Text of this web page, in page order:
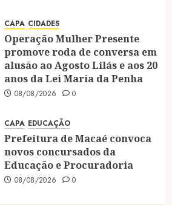
CAPA CIDADES
Operação Mulher Presente
promove roda de conversa em
alusão ao Agosto Lilás e aos 20
anos da Lei Maria da Penha
08/08/2026 0
CAPA EDUCAÇÃO
Prefeitura de Macaé convoca
novos concursados da
Educação e Procuradoria
08/08/2026 0